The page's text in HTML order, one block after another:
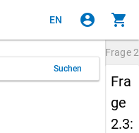
EN account_circle shopping_cart
Suchen
Frage
Fra
ge
2.3: